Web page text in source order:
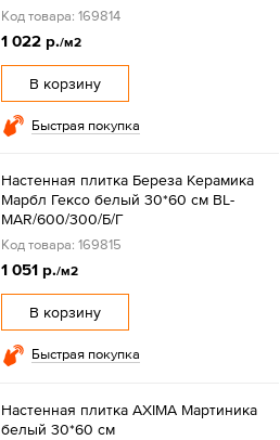
Код товара: 169814
1 022 р./м2
В корзину
Быстрая покупка
Настенная плитка Береза Керамика
Марбл Гексо белый 30*60 см BL-
MAR/600/300/Б/Г
Код товара: 169815
1 051 р./м2
В корзину
Быстрая покупка
Настенная плитка AXIMA Мартиника
белый 30*60 см